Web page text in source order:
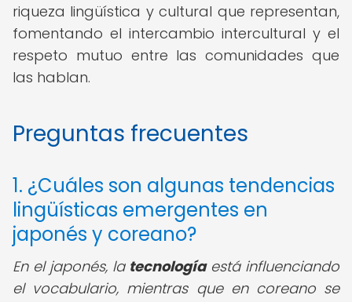
riqueza lingüística y cultural que representan,
fomentando el intercambio intercultural y el
respeto mutuo entre las comunidades que
las hablan.
Preguntas frecuentes
1. ¿Cuáles son algunas tendencias
lingüísticas emergentes en
japonés y coreano?
En el japonés, la tecnologíaestá influenciando
el vocabulario, mientras que en coreano se